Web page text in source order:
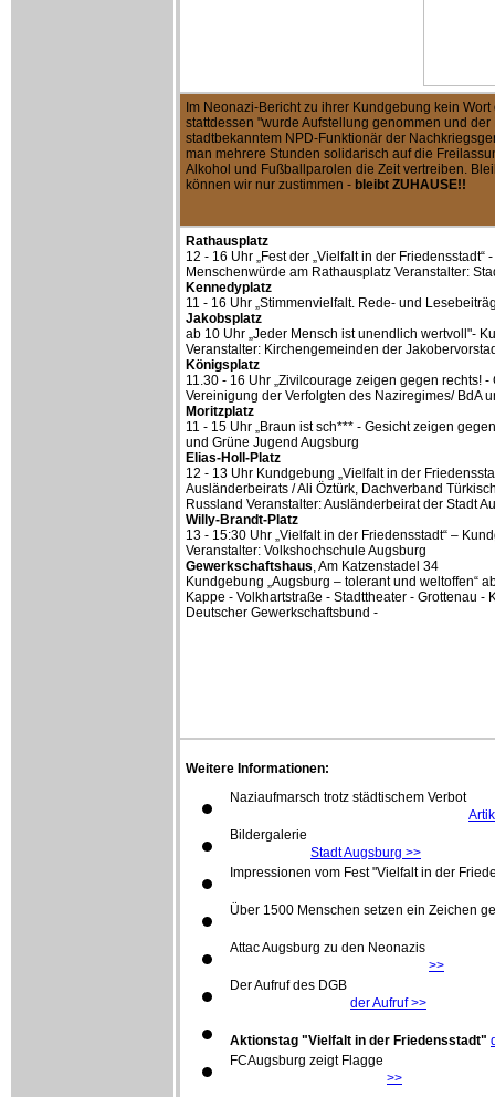
Im Neonazi-Bericht zu ihrer Kundgebung kein
stattdessen "wurde Aufstellung genommen und
stadtbekanntem NPD-Funktionär der
man mehrere Stunden solidarisch auf die
Alkohol und Fußballparolen die Zeit vertreiben.
können wir nur zustimmen - bleibt ZUHAUSE!!
Rathausplatz
12 - 16 Uhr „Fest der „Vielfalt in der
Menschenwürde am Rathausplatz Veranstalter:
Kennedyplatz
11 - 16 Uhr „Stimmenvielfalt. Rede- und
Jakobsplatz
ab 10 Uhr „Jeder Mensch ist unendlich wertvoll"-
Veranstalter: Kirchengemeinden der
Königsplatz
11.30 - 16 Uhr „Zivilcourage zeigen gegen rechts!
Vereinigung der Verfolgten des Naziregimes/ BdA
Moritzplatz
11 - 15 Uhr „Braun ist sch*** - Gesicht zeigen
und Grüne Jugend Augsburg
Elias-Holl-Platz
12 - 13 Uhr Kundgebung „Vielfalt in der
Ausländerbeirats / Ali Öztürk, Dachverband
Russland Veranstalter: Ausländerbeirat der Stadt
Willy-Brandt-Platz
13 - 15:30 Uhr „Vielfalt in der Friedensstadt“ –
Veranstalter: Volkshochschule Augsburg
Gewerkschaftshaus, Am Katzenstadel 34
Kundgebung „Augsburg – tolerant und weltoffen“
Kappe - Volkhartstraße - Stadttheater - Grottenau
Deutscher Gewerkschaftsbund -
Weitere Informationen:
Naziaufmarsch trotz städtischem Verbot
Bildergalerie Stadt Augsburg >>
Impressionen vom Fest "Vielfalt in der
Über 1500 Menschen setzen ein Zeichen
Attac Augsburg zu den Neonazis >>
Der Aufruf des DGB der Aufruf >>
Aktionstag "Vielfalt in der Friedensstadt"
FCAugsburg zeigt Flagge >>